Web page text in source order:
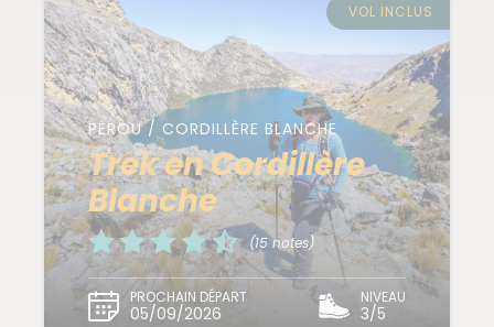
PÉROU / CORDILLÈRE BLANCHE
Trek en Cordillère
Blanche
(15 notes)
PROCHAIN DÉPART
05/09/2026
NIVEAU
3/5
VOL INCLUS